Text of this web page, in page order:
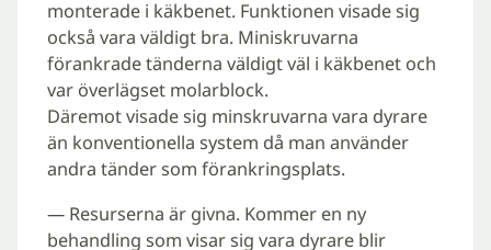
monterade i käkbenet. Funktionen visade sig
också vara väldigt bra. Miniskruvarna
förankrade tänderna väldigt väl i käkbenet och
var överlägset molarblock.
Däremot visade sig minskruvarna vara dyrare
än konventionella system då man använder
andra tänder som förankringsplats.
— Resurserna är givna. Kommer en ny
behandling som visar sig vara dyrare blir